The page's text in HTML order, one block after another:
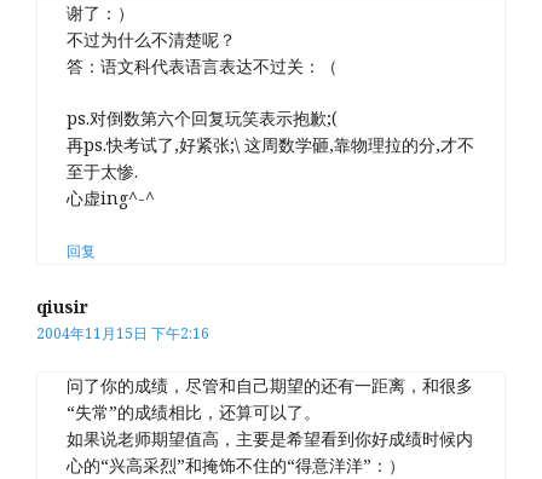
谢了：）
不过为什么不清楚呢？
答：语文科代表语言表达不过关：（
ps.对倒数第六个回复玩笑表示抱歉;(
再ps.快考试了,好紧张;\ 这周数学砸,靠物理拉的分,才不
至于太惨.
心虚ing^-^
回复
qiusir
2004年11月15日 下午2:16
问了你的成绩，尽管和自己期望的还有一距离，和很多
“失常”的成绩相比，还算可以了。
如果说老师期望值高，主要是希望看到你好成绩时候内
心的“兴高采烈”和掩饰不住的“得意洋洋”：）